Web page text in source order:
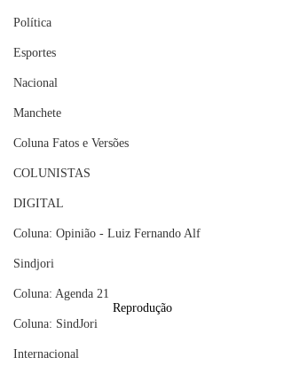
Política
Esportes
Nacional
Manchete
Coluna Fatos e Versões
COLUNISTAS
DIGITAL
Coluna: Opinião - Luiz Fernando Alf
Sindjori
Coluna: Agenda 21
Coluna: SindJori
Internacional
Reprodução